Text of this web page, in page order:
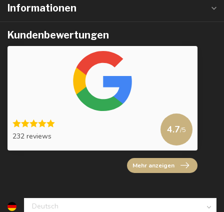
Informationen
Kundenbewertungen
232 reviews
4.7/5
Mehr anzeigen